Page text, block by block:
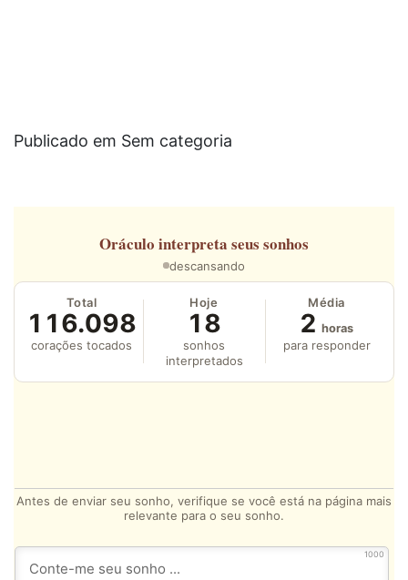
Publicado em Sem categoria
Oráculo interpreta seus sonhos
descansando
Total
116.098
corações tocados
Hoje
18
sonhos
interpretados
Média
2 horas
para responder
Antes de enviar seu sonho, verifique se você está na página mais
relevante para o seu sonho.
1000